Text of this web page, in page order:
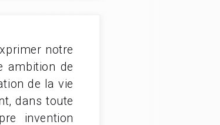
notre
ambition de
de la vie
dans toute
invention